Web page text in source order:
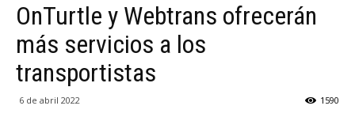
OnTurtle y Webtrans ofrecerán
más servicios a los
transportistas
6 de abril 2022 1590